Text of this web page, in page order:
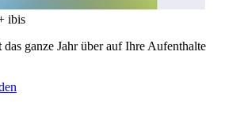
ibis
das ganze Jahr über auf Ihre Aufenthalte